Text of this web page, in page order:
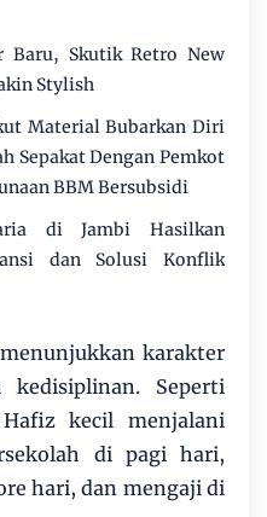
Baru, Skutik Retro New
Stylish
Material Bubarkan Diri
Sepakat Dengan Pemkot
BBM Bersubsidi
di Jambi Hasilkan
dan Solusi Konflik
karakter
Seperti
kecil menjalani
di pagi hari,
hari, dan mengaji di